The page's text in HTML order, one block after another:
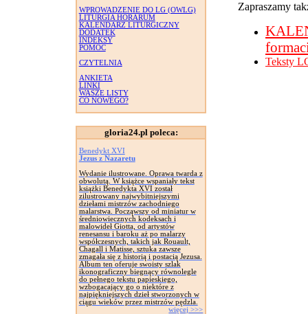
WPROWADZENIE DO LG (OWLG)
LITURGIA HORARUM
KALENDARZ LITURGICZNY
DODATEK
INDEKSY
POMOC
CZYTELNIA
ANKIETA
LINKI
WASZE LISTY
CO NOWEGO?
gloria24.pl poleca:
Benedykt XVI
Jezus z Nazaretu
Wydanie ilustrowane. Oprawa twarda z
obwolutą. W książce wspaniały tekst
książki Benedykta XVI został
zilustrowany najwybitniejszymi
dziełami mistrzów zachodniego
malarstwa. Począwszy od miniatur w
średniowiecznych kodeksach i
malowideł Giotta, od artystów
renesansu i baroku aż po malarzy
współczesnych, takich jak Rouault,
Chagall i Matisse, sztuka zawsze
zmagała się z historią i postacią Jezusa.
Album ten oferuje swoisty szlak
ikonograficzny biegnący równolegle
do pełnego tekstu papieskiego,
wzbogacający go o niektóre z
najpiękniejszych dzieł stworzonych w
ciągu wieków przez mistrzów pędzla.
więcej >>>
Zapraszamy
Teksty